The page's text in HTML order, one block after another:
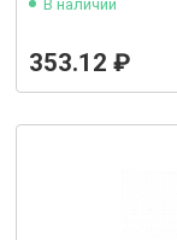
В наличии
353.12 ₽